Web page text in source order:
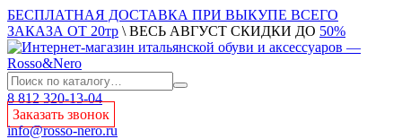
БЕСПЛАТНАЯ ДОСТАВКА ПРИ ВЫКУПЕ ВСЕГО
ЗАКАЗА ОТ 20тр \ ВЕСЬ АВГУСТ СКИДКИ ДО 50%
8 812 320-13-04
Заказать звонок
info@rosso-nero.ru